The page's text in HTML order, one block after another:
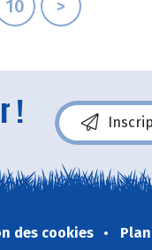
10 >
!
des cookies